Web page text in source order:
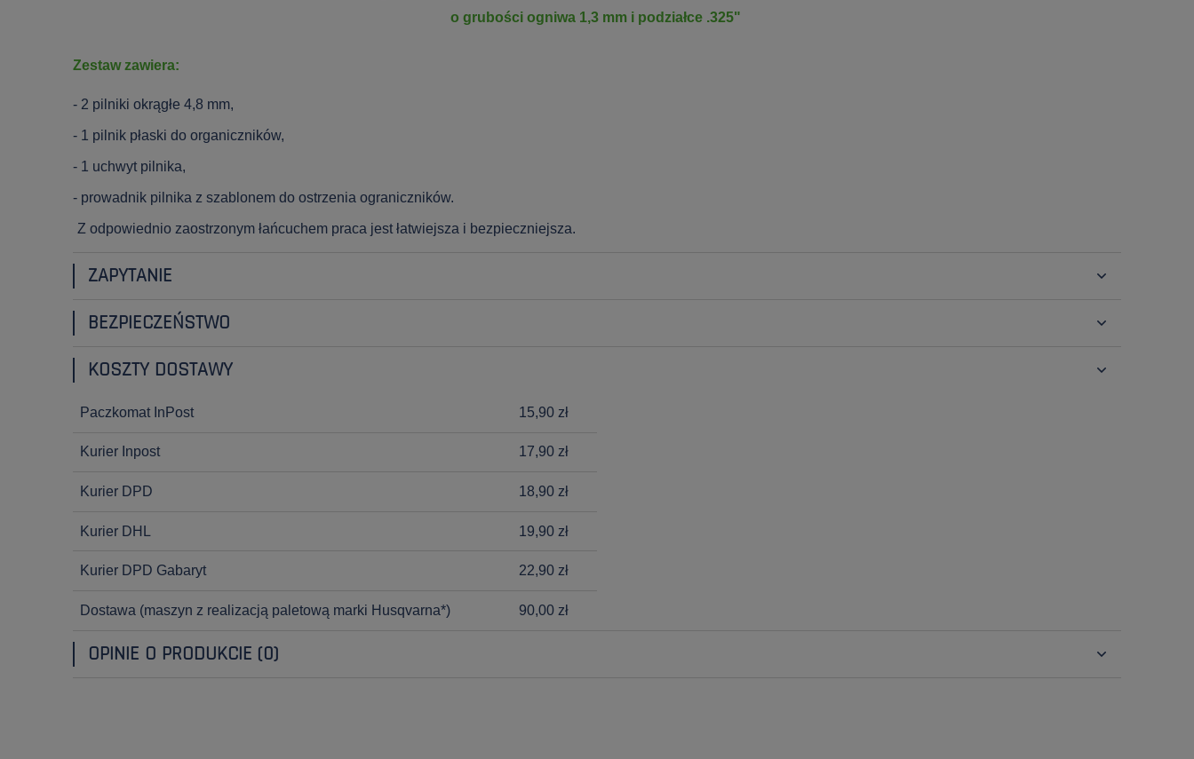
o grubości ogniwa 1,3 mm i podziałce .325"
Zestaw zawiera:
- 2 pilniki okrągłe 4,8 mm,
- 1 pilnik płaski do organiczników,
- 1 uchwyt pilnika,
- prowadnik pilnika z szablonem do ostrzenia ograniczników.
Z odpowiednio zaostrzonym łańcuchem praca jest łatwiejsza i bezpieczniejsza.
ZAPYTANIE
BEZPIECZEŃSTWO
KOSZTY DOSTAWY
Paczkomat InPost 15,90 zł
Kurier Inpost 17,90 zł
Kurier DPD 18,90 zł
Kurier DHL 19,90 zł
Kurier DPD Gabaryt 22,90 zł
Dostawa (maszyn z realizacją paletową marki Husqvarna*) 90,00 zł
OPINIE O PRODUKCIE (0)